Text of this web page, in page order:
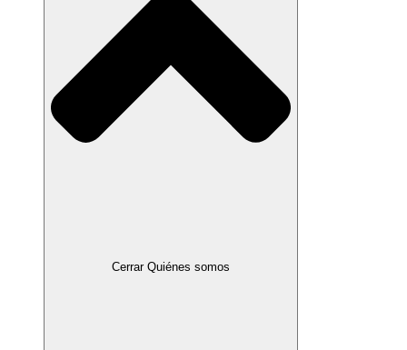
Cerrar Quiénes somos